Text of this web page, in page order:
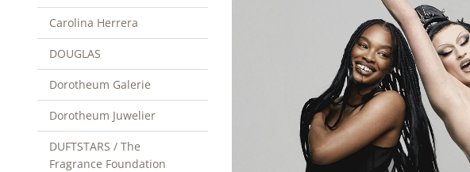
Carolina Herrera
DOUGLAS
Dorotheum Galerie
Dorotheum Juwelier
DUFTSTARS / The
Fragrance Foundation